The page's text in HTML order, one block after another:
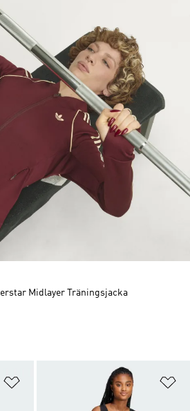
Lägg till på önskelistan
Midlayer Träningsjacka